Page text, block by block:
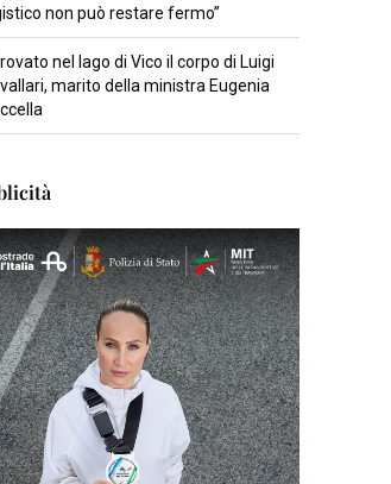
U
R
A
S
R
T
I
S
C
I
E
N
non può restare fermo”
nel lago di Vico il corpo di Luigi
marito della ministra Eugenia